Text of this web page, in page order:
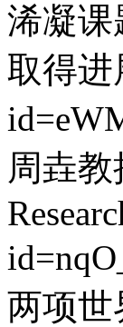
浠凝课
取得进
周垚
两项世